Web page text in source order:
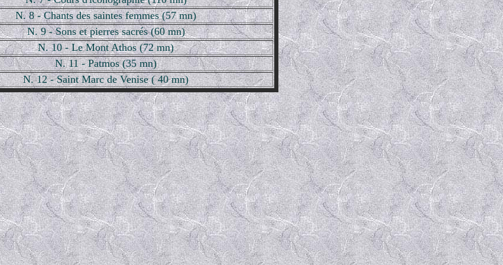
N. 8 - Chants des saintes femmes (57 mn)
N. 9 - Sons et pierres sacrés (60 mn)
N. 10 - Le Mont Athos (72 mn)
N. 11 - Patmos (35 mn)
N. 12 - Saint Marc de Venise ( 40 mn)